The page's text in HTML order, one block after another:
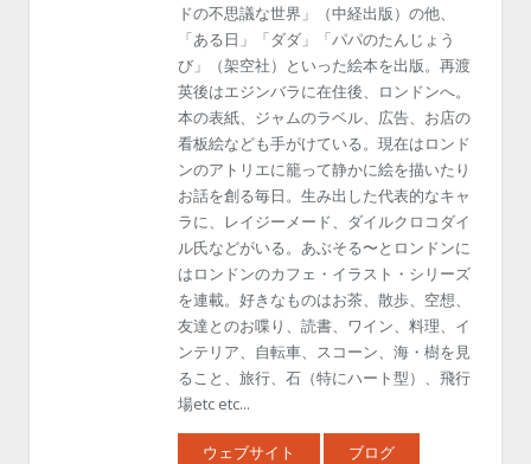
ドの不思議な世界」（中経出版）の他、
「ある日」「ダダ」「パパのたんじょう
び」（架空社）といった絵本を出版。再渡
英後はエジンバラに在住後、ロンドンへ。
本の表紙、ジャムのラベル、広告、お店の
看板絵なども手がけている。現在はロンド
ンのアトリエに籠って静かに絵を描いたり
お話を創る毎日。生み出した代表的なキャ
ラに、レイジーメード、ダイルクロコダイ
ル氏などがいる。あぶそる〜とロンドンに
はロンドンのカフェ・イラスト・シリーズ
を連載。好きなものはお茶、散歩、空想、
友達とのお喋り、読書、ワイン、料理、イ
ンテリア、自転車、スコーン、海・樹を見
ること、旅行、石（特にハート型）、飛行
場etc etc...
ウェブサイト ブログ